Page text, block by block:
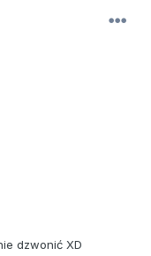
dzwonić XD